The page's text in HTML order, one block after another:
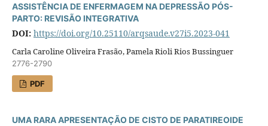
ASSISTÊNCIA DE ENFERMAGEM NA DEPRESSÃO PÓS-
PARTO: REVISÃO INTEGRATIVA
DOI: https://doi.org/10.25110/arqsaude.v27i5.2023-041
Carla Caroline Oliveira Frasão, Pamela Rioli Rios Bussinguer
2776-2790
PDF
UMA RARA APRESENTAÇÃO DE CISTO DE PARATIREOIDE